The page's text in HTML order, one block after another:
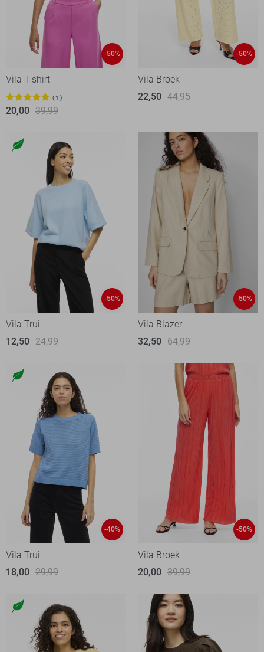
-50%
Vila T-shirt
1
20,00 39,99
-50%
Vila Broek
22,50 44,95
-50%
Vila Trui
12,50 24,99
-50%
Vila Blazer
32,50 64,99
-40%
Vila Trui
18,00 29,99
-50%
Vila Broek
20,00 39,99